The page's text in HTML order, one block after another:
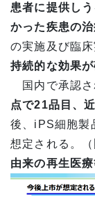
患者に提供し
かった疾患の
の実施及び臨
持続的な効果
国内で承認さ
点で21品目、
後、iPS細胞製
想定される。（
由来の再生医